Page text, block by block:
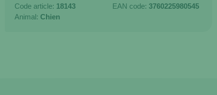
Code article: 18143
Animal: Chien
EAN code: 3760225980545